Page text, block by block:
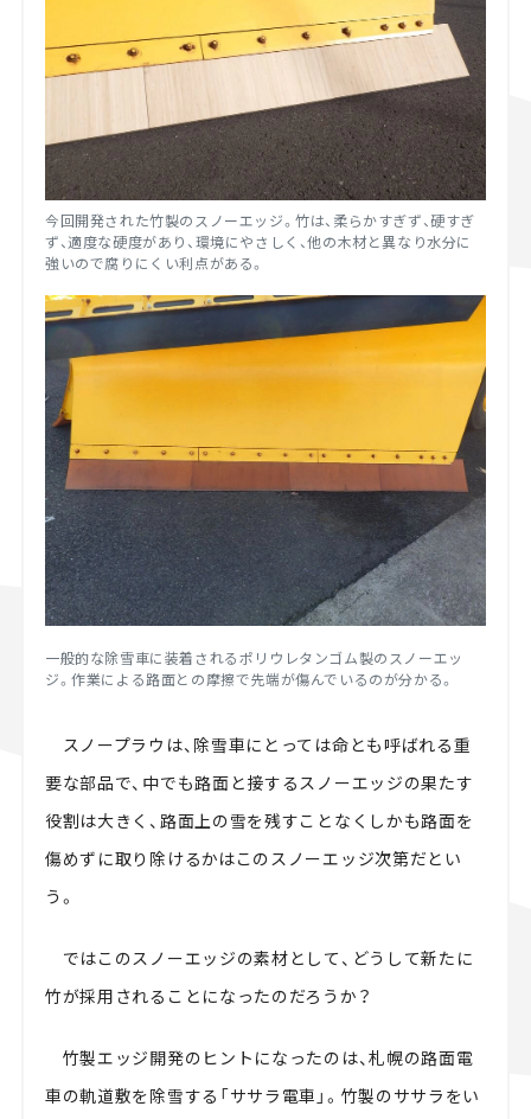
今回開発された竹製のスノーエッジ。竹は、柔らかすぎず、硬すぎ
ず、適度な硬度があり、環境にやさしく、他の木材と異なり水分に
強いので腐りにくい利点がある。
一般的な除雪車に装着されるポリウレタンゴム製のスノーエッ
ジ。作業による路面との摩擦で先端が傷んでいるのが分かる。
スノープラウは、除雪車にとっては命とも呼ばれる重
要な部品で、中でも路面と接するスノーエッジの果たす
役割は大きく、路面上の雪を残すことなくしかも路面を
傷めずに取り除けるかはこのスノーエッジ次第だとい
う。
ではこのスノーエッジの素材として、どうして新たに
竹が採用されることになったのだろうか？
竹製エッジ開発のヒントになったのは、札幌の路面電
車の軌道敷を除雪する「ササラ電車」。竹製のササラをい